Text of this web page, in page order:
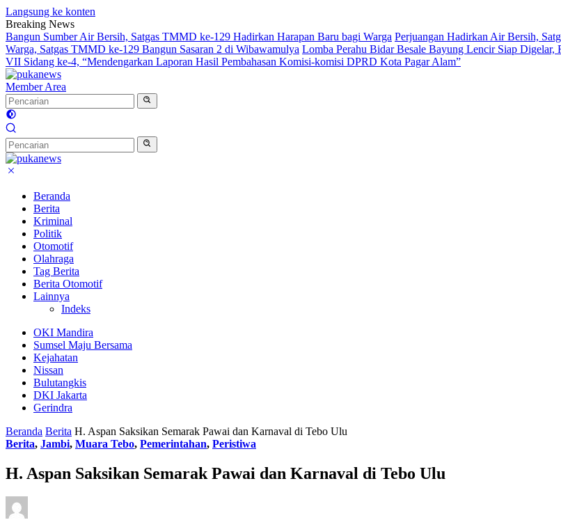
Langsung ke konten
Breaking News
Bangun Sumber Air Bersih, Satgas TMMD ke-129 Hadirkan Harapan Baru bagi Warga Perjuangan Hadirkan Air Bersih,
Warga, Satgas TMMD ke-129 Bangun Sasaran 2 di Wibawamulya Lomba Perahu Bidar Besale Bayung Lencir Siap
VII Sidang ke-4, “Mendengarkan Laporan Hasil Pembahasan Komisi-komisi DPRD Kota Pagar Alam”
Member Area
Beranda
Berita
Kriminal
Politik
Otomotif
Olahraga
Tag Berita
Berita Otomotif
Lainnya
Indeks
OKI Mandira
Sumsel Maju Bersama
Kejahatan
Nissan
Bulutangkis
DKI Jakarta
Gerindra
Beranda Berita H. Aspan Saksikan Semarak Pawai dan Karnaval di Tebo Ulu
Berita, Jambi, Muara Tebo, Pemerintahan, Peristiwa
H. Aspan Saksikan Semarak Pawai dan Karnaval di Tebo Ulu